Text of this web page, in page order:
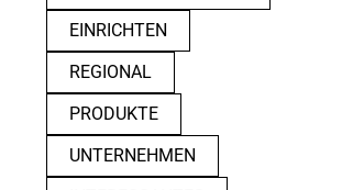
EINRICHTEN
REGIONAL
PRODUKTE
UNTERNEHMEN